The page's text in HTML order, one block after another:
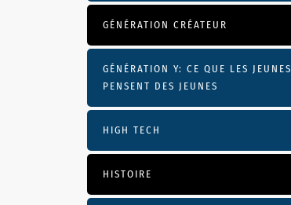
GÉNÉRATION CRÉATEUR
GÉNÉRATION Y: CE QUE LES JEUNES
PENSENT DES JEUNES
HIGH TECH
HISTOIRE